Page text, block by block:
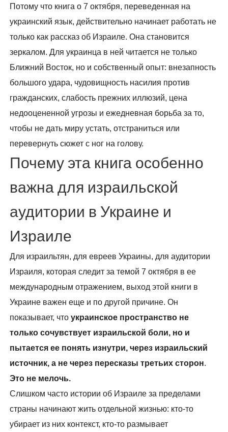
Потому что книга о 7 октября, переведенная на
украинский язык, действительно начинает работать не
только как рассказ об Израиле. Она становится
зеркалом. Для украинца в ней читается не только
Ближний Восток, но и собственный опыт: внезапность
большого удара, чудовищность насилия против
гражданских, слабость прежних иллюзий, цена
недооцененной угрозы и ежедневная борьба за то,
чтобы не дать миру устать, отстраниться или
перевернуть сюжет с ног на голову.
Почему эта книга особенно
важна для израильской
аудитории в Украине и
Израиле
Для израильтян, для евреев Украины, для аудитории
Израиля, которая следит за темой 7 октября в ее
международным отражением, выход этой книги в
Украине важен еще и по другой причине. Он
показывает, чтоукраинское пространство не
только сочувствует израильской боли, но и
пытается ее понять изнутри, через израильский
источник, а не через пересказы третьих сторон.
Это не мелочь.
Слишком часто истории об Израиле за пределами
страны начинают жить отдельной жизнью: кто-то
убирает из них контекст, кто-то размывает